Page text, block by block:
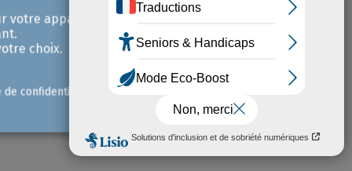
votre appareil et /
choix.
confidentialité